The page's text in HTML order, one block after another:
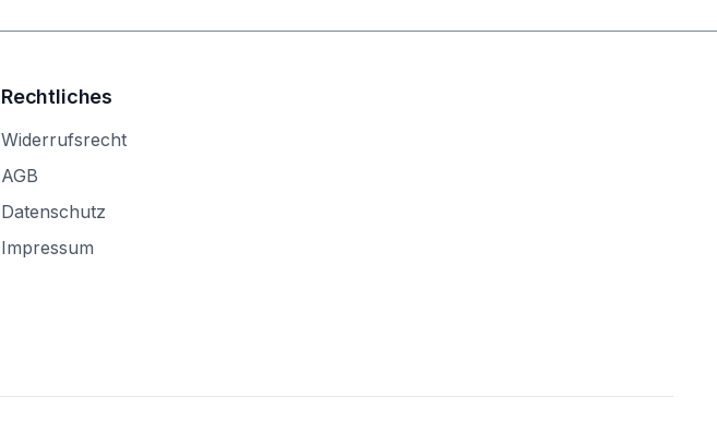
Rechtliches
Widerrufsrecht
AGB
Datenschutz
Impressum